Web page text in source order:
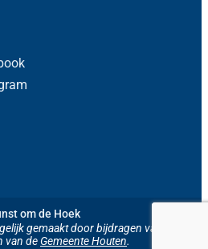
om de Hoek
gemaakt door bijdragen van het
van de Gemeente Houten.